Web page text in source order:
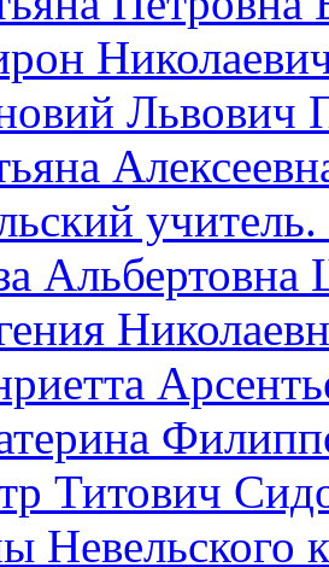
Львович
Титович
Невельского